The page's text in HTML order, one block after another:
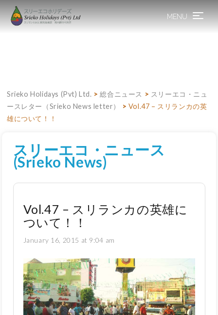
MENU Toggle
Srieko Holidays (Pvt) Ltd. >総合ニュース > スリーエコ・ニュ
ースレター（Srieko News letter）
> Vol.47 – スリランカの英
雄について！！
スリーエコ・ニュース
(Srieko News)
Vol.47 – スリランカの英雄に
ついて！！
January 16, 2015 at 9:04 am